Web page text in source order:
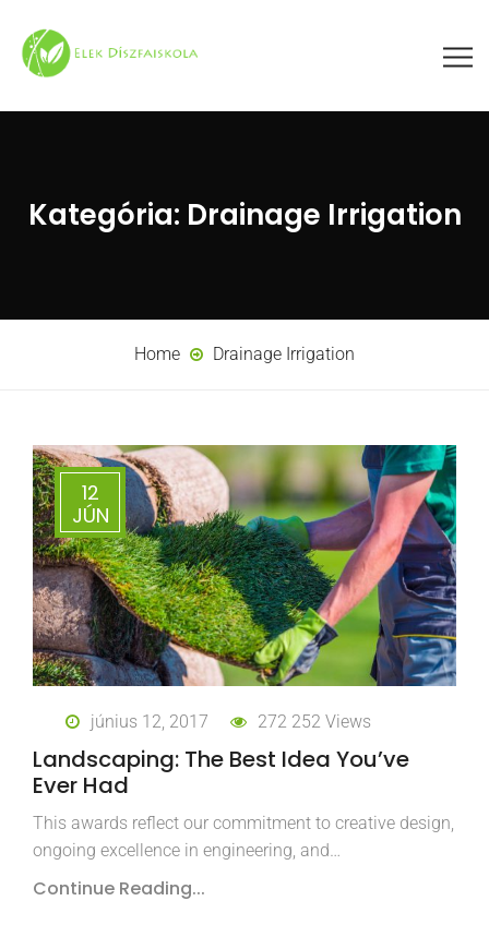
Kategória: Drainage Irrigation
Home Drainage Irrigation
12
JÚN
június 12, 2017 272 252 Views
Landscaping: The Best Idea You’ve
Ever Had
This awards reflect our commitment to creative design,
ongoing excellence in engineering, and…
Continue Reading...